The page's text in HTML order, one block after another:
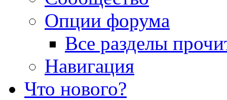
Опции форума
Все разделы
Навигация
Что нового?